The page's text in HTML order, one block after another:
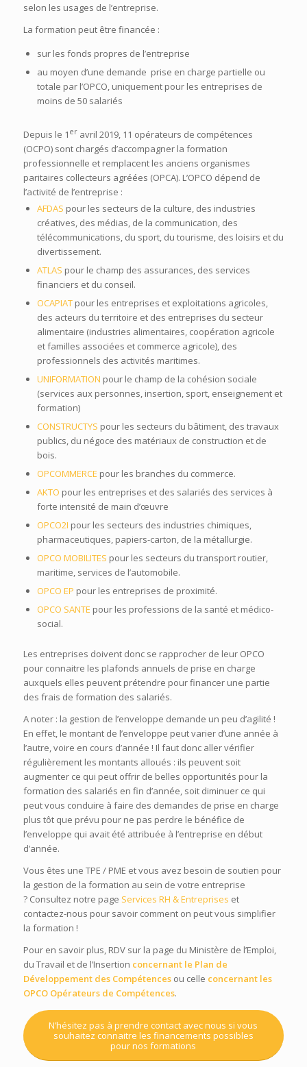
selon les usages de l’entreprise.
La formation peut être financée :
sur les fonds propres de l’entreprise
au moyen d’une demande prise en charge partielle ou
totale par l’OPCO, uniquement pour les entreprises de
moins de 50 salariés
Depuis le 1 eravril 2019, 11 opérateurs de compétences
(OCPO) sont chargés d’accompagner la formation
professionnelle et remplacent les anciens organismes
paritaires collecteurs agréées (OPCA). L’OPCO dépend de
l’activité de l’entreprise :
AFDAS pour les secteurs de la culture, des industries
créatives, des médias, de la communication, des
télécommunications, du sport, du tourisme, des loisirs et du
divertissement.
ATLAS pour le champ des assurances, des services
financiers et du conseil.
OCAPIATpour les entreprises et exploitations agricoles,
des acteurs du territoire et des entreprises du secteur
alimentaire (industries alimentaires, coopération agricole
et familles associées et commerce agricole), des
professionnels des activités maritimes.
UNIFORMATION pour le champ de la cohésion sociale
(services aux personnes, insertion, sport, enseignement et
formation)
CONSTRUCTYS pour les secteurs du bâtiment, des travaux
publics, du négoce des matériaux de construction et de
bois.
OPCOMMERCE pour les branches du commerce.
AKTO pour les entreprises et des salariés des services à
forte intensité de main d’œuvre
OPCO2I pour les secteurs des industries chimiques,
pharmaceutiques, papiers-carton, de la métallurgie.
OPCO MOBILITES pour les secteurs du transport routier,
maritime, services de l’automobile.
OPCO EP pour les entreprises de proximité.
OPCO SANTE pour les professions de la santé et médico-
social.
Les entreprises doivent donc se rapprocher de leur OPCO
pour connaitre les plafonds annuels de prise en charge
auxquels elles peuvent prétendre pour financer une partie
des frais de formation des salariés.
A noter : la gestion de l’enveloppe demande un peu d’agilité !
En effet, le montant de l’enveloppe peut varier d’une année à
l’autre, voire en cours d’année ! Il faut donc aller vérifier
régulièrement les montants alloués : ils peuvent soit
augmenter ce qui peut offrir de belles opportunités pour la
formation des salariés en fin d’année, soit diminuer ce qui
peut vous conduire à faire des demandes de prise en charge
plus tôt que prévu pour ne pas perdre le bénéfice de
l’enveloppe qui avait été attribuée à l’entreprise en début
d’année.
Vous êtes une TPE / PME et vous avez besoin de soutien pour
la gestion de la formation au sein de votre entreprise
? Consultez notre page Services RH & Entreprises et
contactez-nous pour savoir comment on peut vous simplifier
la formation !
Pour en savoir plus, RDV sur la page du Ministère de l’Emploi,
du Travail et de l’Insertion concernant le Plan de
Développement des Compétences ou celle concernant les
OPCO Opérateurs de Compétences.
N’hésitez pas à prendre contact avec nous si vous
souhaitez connaitre les financements possibles
pour nos formations